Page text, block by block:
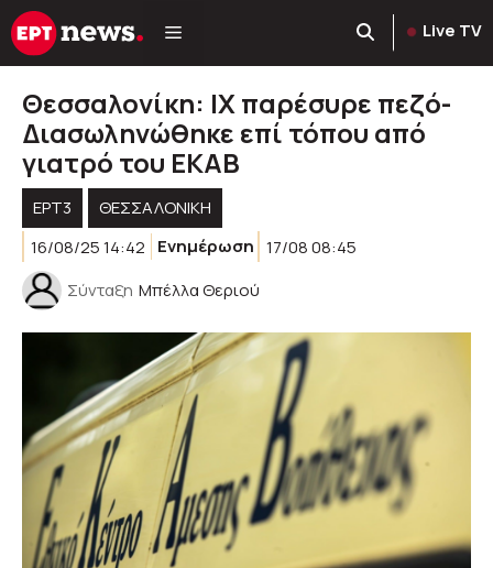
Μετάβαση
σε
Live TV
Θεσσαλονίκη: ΙΧ παρέσυρε πεζό-
Διασωληνώθηκε επί τόπου από
γιατρό του ΕΚΑΒ
ΕΡΤ3
ΘΕΣΣΑΛΟΝΙΚΗ
16/08/25 14:42
Ενημέρωση 17/08 08:45
Σύνταξη Μπέλλα Θεριού